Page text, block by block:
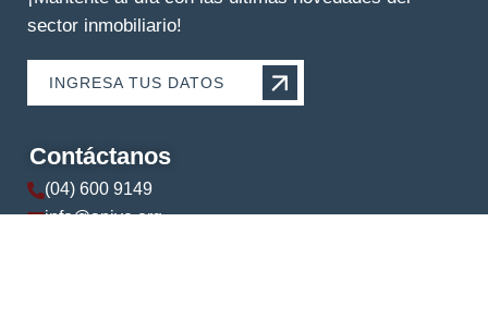
sector inmobiliario!
INGRESA TUS DATOS
Contáctanos
(04) 600 9149
info@apive.org